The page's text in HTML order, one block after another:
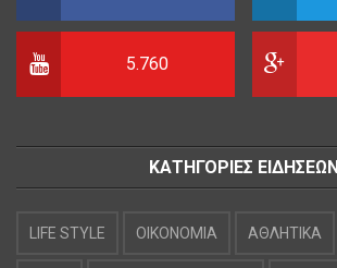
5.760
ΚΑΤΗΓΟΡΙΕΣ ΕΙΔΗΣΕΩΝ
LIFE STYLE OIKONOMIA ΑΘΛΗΤΙΚΑ